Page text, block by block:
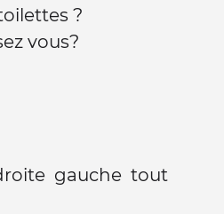
?
vous?
gauche tout